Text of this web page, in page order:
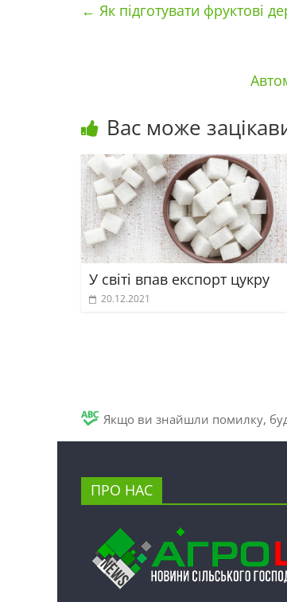
← Як підготувати фруктові
Вас може
У світі впав експорт цукру
20.12.2021
Якщо ви знайшли помилку,
ПРО НАС